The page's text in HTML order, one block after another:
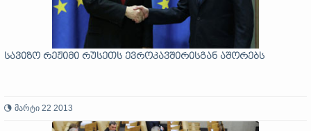
სავიზო რეჟიმი რუსეთს ევროკავშირისგან აშორებს
მარტი 22 2013